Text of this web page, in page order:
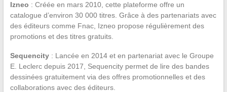
Izneo : Créée en mars 2010, cette plateforme offre un
catalogue d’environ 30 000 titres. Grâce à des partenariats avec
des éditeurs comme Fnac, Izneo propose régulièrement des
promotions et des titres gratuits.
Sequencity: Lancée en 2014 et en partenariat avec le Groupe
E. Leclerc depuis 2017, Sequencity permet de lire des bandes
dessinées gratuitement via des offres promotionnelles et des
collaborations avec des éditeurs.